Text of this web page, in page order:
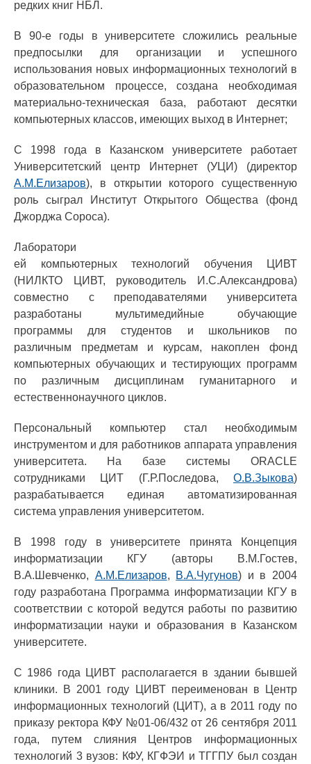
редких книг НБЛ.
В 90-е годы в университете сложились реальные
предпосылки для организации и успешного
использования новых информационных технологий в
образовательном процессе, создана необходимая
материально-техническая база, работают десятки
компьютерных классов, имеющих выход в Интернет;
С 1998 года в Казанском университете работает
Университетский центр Интернет (УЦИ) (директор
А.М.Елизаров), в открытии которого существенную
роль сыграл Институт Открытого Общества (фонд
Джорджа Сороса).
Лаборатори
ей компьютерных технологий обучения ЦИВТ
(НИЛКТО ЦИВТ, руководитель И.С.Александрова)
совместно с преподавателями университета
разработаны мультимедийные обучающие
программы для студентов и школьников по
различным предметам и курсам, накоплен фонд
компьютерных обучающих и тестирующих программ
по различным дисциплинам гуманитарного и
естественнонаучного циклов.
Персональный компьютер стал необходимым
инструментом и для работников аппарата управления
университета. На базе системы ORACLE
сотрудниками ЦИТ (Г.Р.Последова, О.В.Зыкова)
разрабатывается единая автоматизированная
система управления университетом.
В 1998 году в университете принята Концепция
информатизации КГУ (авторы В.М.Гостев,
В.А.Шевченко, А.М.Елизаров, В.А.Чугунов) и в 2004
году разработана Программа информатизации КГУ в
соответствии с которой ведутся работы по развитию
информатизации науки и образования в Казанском
университете.
С 1986 года ЦИВТ располагается в здании бывшей
клиники. В 2001 году ЦИВТ переименован в Центр
информационных технологий (ЦИТ), а в 2011 году по
приказу ректора КФУ №01-06/432 от 26 сентября 2011
года, путем слияния Центров информационных
технологий 3 вузов: КФУ, КГФЭИ и ТГГПУ был создан